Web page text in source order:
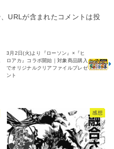
URLが含まれたコメントは投
3月2日(火)より『ローソン』×『ヒ
ロアカ』コラボ開始｜対象商品購入
でオリジナルクリアファイルプレゼ
ント
感想